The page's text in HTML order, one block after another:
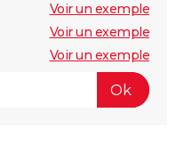
Voir un exemple
Voir un exemple
Voir un exemple